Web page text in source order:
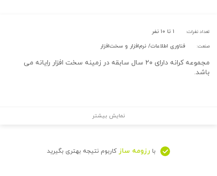
تعداد نفرات: ۱ تا ۱۰ نفر
صنعت: فناوری اطلاعات/ نرم‌افزار و سخت‌افزار
مجموعه کرانه دارای ۲۰ سال سابقه در زمینه سخت افزار رایانه می
باشد.
نمایش بیشتر
با رزومه ساز کاربوم نتیجه بهتری بگیرید